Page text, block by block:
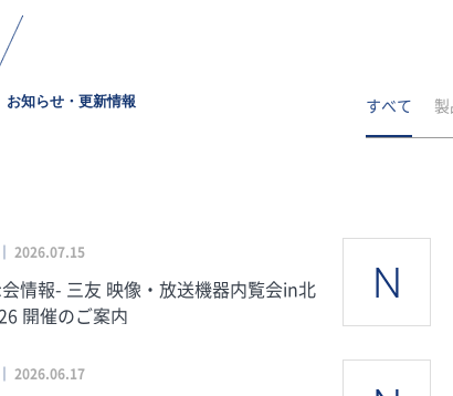
お知らせ・更新情報 すべて
2026.07.15
情報- 三友 映像・放送機器内覧会in北
開催のご案内
2026.06.17